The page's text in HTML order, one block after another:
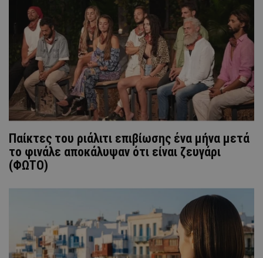
Παίκτες του ριάλιτι επιβίωσης ένα μήνα μετά
το φινάλε αποκάλυψαν ότι είναι ζευγάρι
(ΦΩΤΟ)